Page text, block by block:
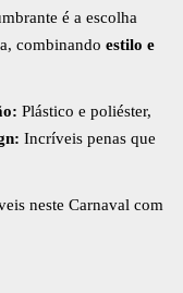
é a escolha
combinando estilo e
Plástico e poliéster,
Incríveis penas que
neste Carnaval com